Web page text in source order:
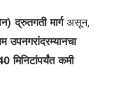
द्रुतगती मार्गअसून,
उपनगरांदरम्यानचा
मिनिटांपर्यंत कमी